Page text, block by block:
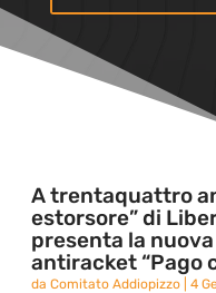
A trentaquattro
estorsore” di
presenta la
antiracket “Pago
daComitato Addiopizzo |4